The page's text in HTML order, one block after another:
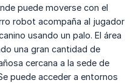
puede moverse con el
robot acompaña al jugador
usando un palo. El área
una gran cantidad de
cercana a la sede de
puede acceder a entornos